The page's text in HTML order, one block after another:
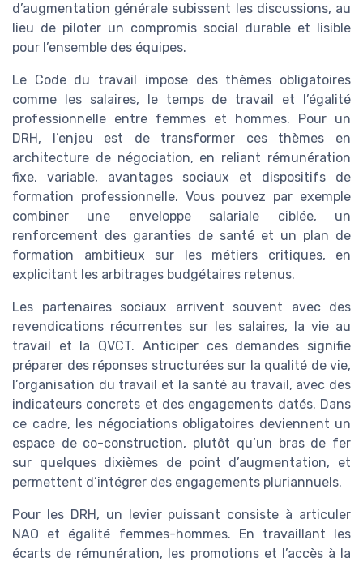
d’augmentation générale subissent les discussions, au
lieu de piloter un compromis social durable et lisible
pour l’ensemble des équipes.
Le Code du travail impose des thèmes obligatoires
comme les salaires, le temps de travail et l’égalité
professionnelle entre femmes et hommes. Pour un
DRH, l’enjeu est de transformer ces thèmes en
architecture de négociation, en reliant rémunération
fixe, variable, avantages sociaux et dispositifs de
formation professionnelle. Vous pouvez par exemple
combiner une enveloppe salariale ciblée, un
renforcement des garanties de santé et un plan de
formation ambitieux sur les métiers critiques, en
explicitant les arbitrages budgétaires retenus.
Les partenaires sociaux arrivent souvent avec des
revendications récurrentes sur les salaires, la vie au
travail et la QVCT. Anticiper ces demandes signifie
préparer des réponses structurées sur la qualité de vie,
l’organisation du travail et la santé au travail, avec des
indicateurs concrets et des engagements datés. Dans
ce cadre, les négociations obligatoires deviennent un
espace de co-construction, plutôt qu’un bras de fer
sur quelques dixièmes de point d’augmentation, et
permettent d’intégrer des engagements pluriannuels.
Pour les DRH, un levier puissant consiste à articuler
NAO et égalité femmes-hommes. En travaillant les
écarts de rémunération, les promotions et l’accès à la